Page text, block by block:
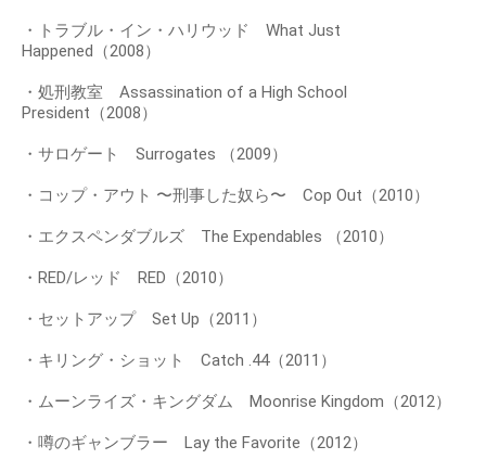
・トラブル・イン・ハリウッド What Just
Happened（2008）
・処刑教室 Assassination of a High School
President（2008）
・サロゲート Surrogates （2009）
・コップ・アウト 〜刑事した奴ら〜 Cop Out（2010）
・エクスペンダブルズ The Expendables （2010）
・RED/レッド RED（2010）
・セットアップ Set Up（2011）
・キリング・ショット Catch .44（2011）
・ムーンライズ・キングダム Moonrise Kingdom（2012）
・噂のギャンブラー Lay the Favorite（2012）